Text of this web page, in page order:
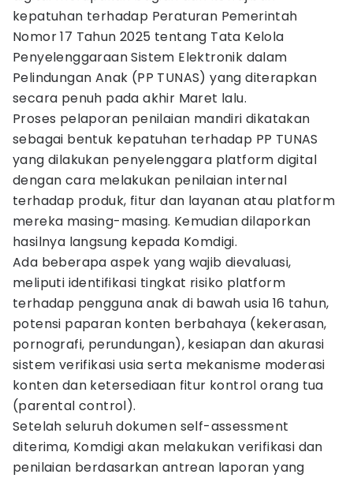
kepatuhan terhadap Peraturan Pemerintah
Nomor 17 Tahun 2025 tentang Tata Kelola
Penyelenggaraan Sistem Elektronik dalam
Pelindungan Anak (PP TUNAS) yang diterapkan
secara penuh pada akhir Maret lalu.
Proses pelaporan penilaian mandiri dikatakan
sebagai bentuk kepatuhan terhadap PP TUNAS
yang dilakukan penyelenggara platform digital
dengan cara melakukan penilaian internal
terhadap produk, fitur dan layanan atau platform
mereka masing-masing. Kemudian dilaporkan
hasilnya langsung kepada Komdigi.
Ada beberapa aspek yang wajib dievaluasi,
meliputi identifikasi tingkat risiko platform
terhadap pengguna anak di bawah usia 16 tahun,
potensi paparan konten berbahaya (kekerasan,
pornografi, perundungan), kesiapan dan akurasi
sistem verifikasi usia serta mekanisme moderasi
konten dan ketersediaan fitur kontrol orang tua
(parental control).
Setelah seluruh dokumen self-assessment
diterima, Komdigi akan melakukan verifikasi dan
penilaian berdasarkan antrean laporan yang